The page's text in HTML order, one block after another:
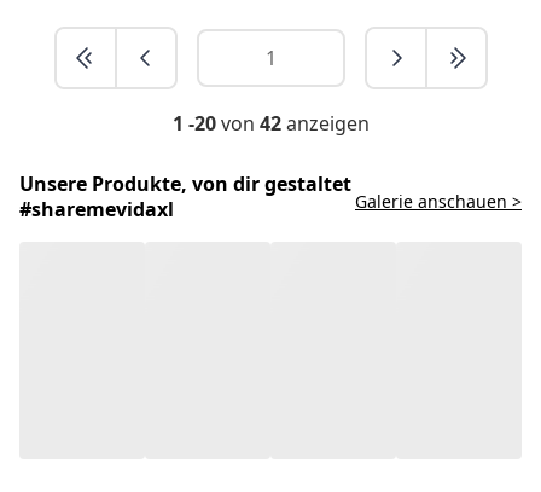
1 -20von 42anzeigen
Unsere Produkte, von dir gestaltet
#sharemevidaxl
Galerie anschauen >